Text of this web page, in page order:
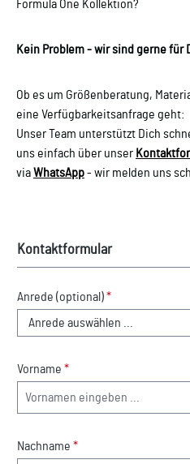
hochwertige Motorsport-
mit diesem Shirt bringst Du
Hochwertiger
Klassischer Rundhals mit
T-Shirt hat eine normale
einen bequemen Sitz. Aus
richtig?Du kannst es bei 40
überzeugt mit großem Audi
Front, adidas Performance-
einem Motorsport-
Formula One Kollektion?
Kein Problem - wir sind gerne für
Ob es um Größenberatung,
eine Verfügbarkeitsanfrage geht:
Unser Team unterstützt Dich
uns einfach über unser
viaWhatsApp- wir melden uns
Kontaktformular
Anrede (optional)*
Vorname *
Nachname *